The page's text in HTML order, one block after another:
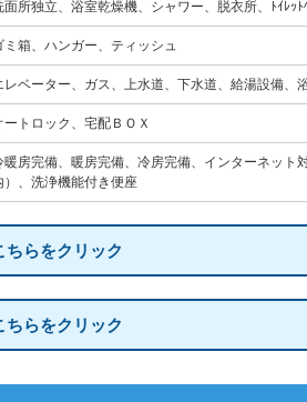
面所独立、浴室乾燥機、シャワー、脱衣所、ﾄｲﾚｯﾄ
ミ箱、ハンガー、ティッシュ
レベーター、ガス、上水道、下水道、給湯設備、
ートロック、宅配ＢＯＸ
暖房完備、暖房完備、冷房完備、インターネット
）、洗浄機能付き便座
らをクリック
らをクリック